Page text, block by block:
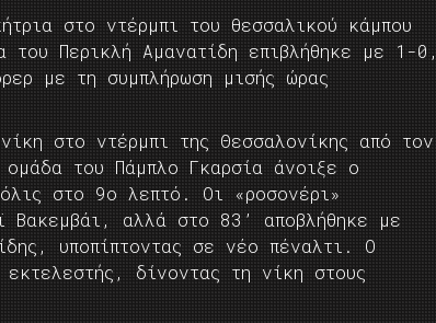
στο ντέρμπι του θεσσαλικού κάμπου
Περικλή Αμανατίδη επιβλήθηκε με 1-0,
με τη συμπλήρωση μισής ώρας
στο ντέρμπι της Θεσσαλονίκης από τον
του Πάμπλο Γκαρσία άνοιξε ο
στο 9ο λεπτό. Οι «ροσονέρι»
Βακεμβάι, αλλά στο 83’ αποβλήθηκε με
υποπίπτοντας σε νέο πέναλτι. Ο
δίνοντας τη νίκη στους